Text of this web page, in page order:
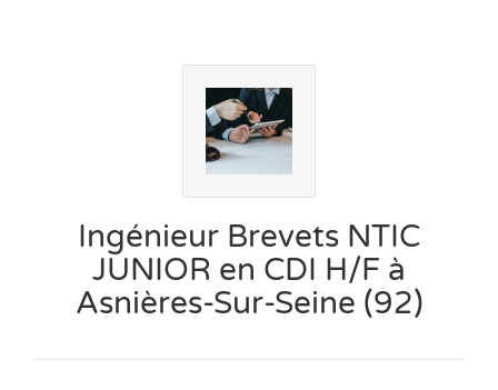
Ingénieur Brevets NTIC
JUNIOR en CDI H/F à
Asnières-Sur-Seine (92)